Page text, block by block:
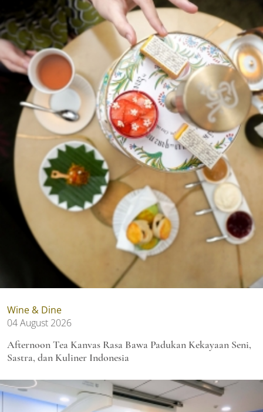
Wine & Dine
04 August 2026
Afternoon Tea Kanvas Rasa Bawa Padukan Kekayaan Seni,
Sastra, dan Kuliner Indonesia